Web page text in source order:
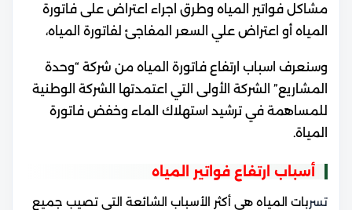
مشاكل فواتير المياه وطرق اجراء اعتراض على فاتورة
المياه أو اعتراض علي السعر المفاجئ لفاتورة المياه،
وسنعرف اسباب ارتفاع فاتورة المياه من شركة “وحدة
المشاريع” الشركة الأولى التي اعتمدتها الشركة الوطنية
للمساهمة في ترشيد استهلاك الماء وخفض فاتورة
المياة.
أسباب ارتفاع فواتير المياه
تسربات المياه هي أكثر الأسباب الشائعة التي تصيب جميع